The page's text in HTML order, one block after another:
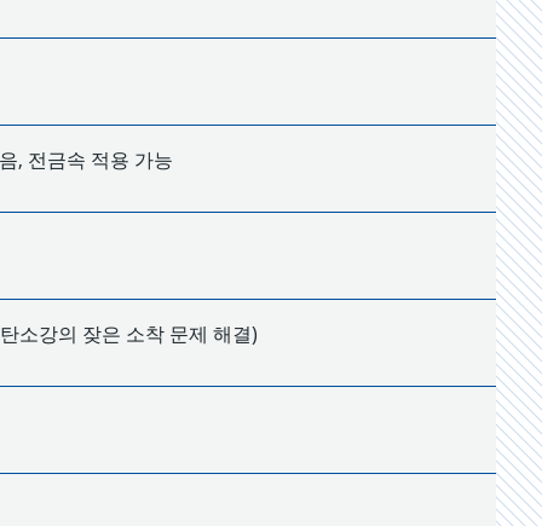
, 전금속 적용 가능
소강의 잦은 소착 문제 해결)